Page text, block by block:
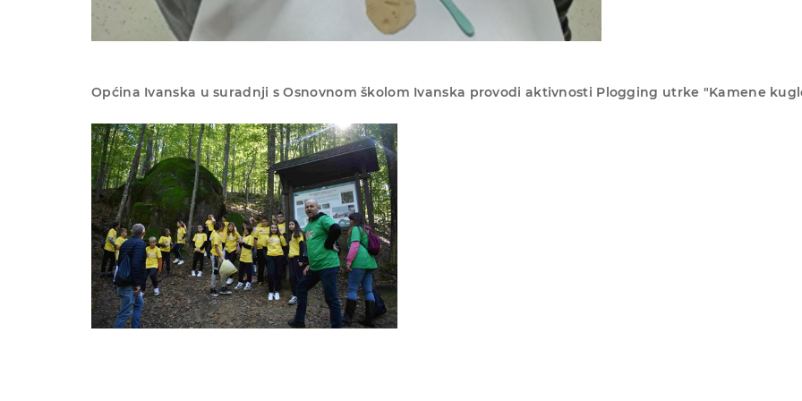
Općina Ivanska u suradnji s Osnovnom školom Ivanska provodi aktivnosti Plogging utrke "Kamene